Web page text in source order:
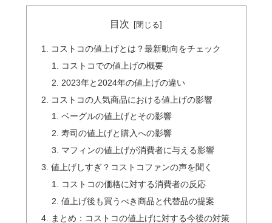
目次
コストコの値上げとは？最新動向をチェック
コストコでの値上げの概要
2023年と2024年の値上げの違い
コストコの人気商品における値上げの影響
ベーグルの値上げとその影響
寿司の値上げと購入への影響
マフィンの値上げが消費者に与える影響
値上げしすぎ？コストコファンの声を聞く
コストコの価格に対する消費者の反応
値上げ後も買うべき商品と代替品の提案
まとめ：コストコの値上げに対する今後の対策